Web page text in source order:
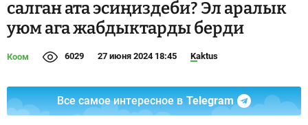
салган ата эсиңиздеби? Эл аралык
уюм ага жабдыктарды берди
Коом 6029 27 июня 2024 18:45 Kaktus
Все самое интересное в Telegram